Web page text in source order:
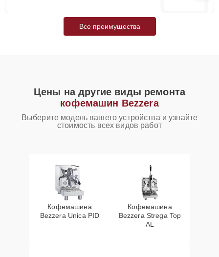
Все преимущества
Цены на другие виды ремонта
кофемашин Bezzera
Выберите модель вашего устройства и узнайте
стоимость всех видов работ
Кофемашина
Bezzera Unica PID
Кофемашина
Bezzera Strega Top
AL